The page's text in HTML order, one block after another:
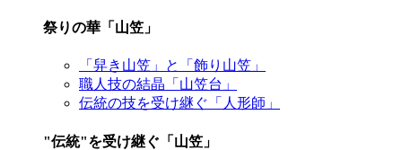
祭りの華「山笠」
「舁き山笠」と「飾り山笠」
職人技の結晶「山笠台」
伝統の技を受け継ぐ「人形師」
"伝統"を受け継ぐ「山笠」